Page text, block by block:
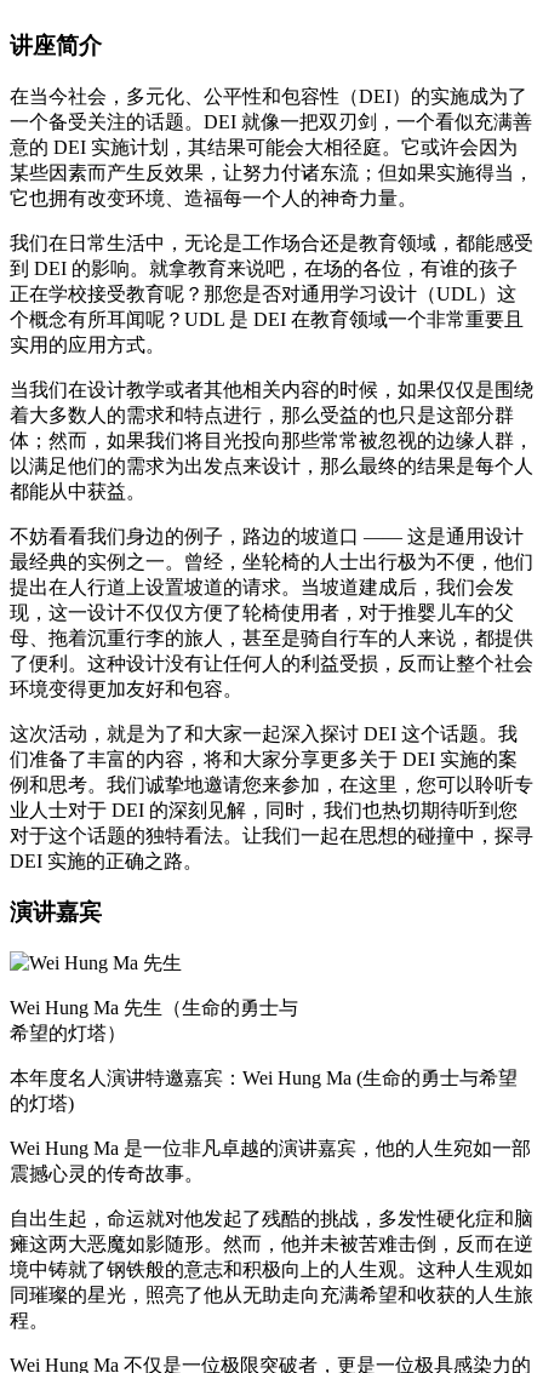
讲座简介
在当今社会，多元化、公平性和包容性（DEI）的实施成为了
一个备受关注的话题。DEI 就像一把双刃剑，一个看似充满善
意的 DEI 实施计划，其结果可能会大相径庭。它或许会因为
某些因素而产生反效果，让努力付诸东流；但如果实施得当，
它也拥有改变环境、造福每一个人的神奇力量。
我们在日常生活中，无论是工作场合还是教育领域，都能感受
到 DEI 的影响。就拿教育来说吧，在场的各位，有谁的孩子
正在学校接受教育呢？那您是否对通用学习设计（UDL）这
个概念有所耳闻呢？UDL 是 DEI 在教育领域一个非常重要且
实用的应用方式。
当我们在设计教学或者其他相关内容的时候，如果仅仅是围绕
着大多数人的需求和特点进行，那么受益的也只是这部分群
体；然而，如果我们将目光投向那些常常被忽视的边缘人群，
以满足他们的需求为出发点来设计，那么最终的结果是每个人
都能从中获益。
不妨看看我们身边的例子，路边的坡道口 —— 这是通用设计
最经典的实例之一。曾经，坐轮椅的人士出行极为不便，他们
提出在人行道上设置坡道的请求。当坡道建成后，我们会发
现，这一设计不仅仅方便了轮椅使用者，对于推婴儿车的父
母、拖着沉重行李的旅人，甚至是骑自行车的人来说，都提供
了便利。这种设计没有让任何人的利益受损，反而让整个社会
环境变得更加友好和包容。
这次活动，就是为了和大家一起深入探讨 DEI 这个话题。我
们准备了丰富的内容，将和大家分享更多关于 DEI 实施的案
例和思考。我们诚挚地邀请您来参加，在这里，您可以聆听专
业人士对于 DEI 的深刻见解，同时，我们也热切期待听到您
对于这个话题的独特看法。让我们一起在思想的碰撞中，探寻
DEI 实施的正确之路。
演讲嘉宾
Wei Hung Ma 先生（生命的勇士与
希望的灯塔）
本年度名人演讲特邀嘉宾：Wei Hung Ma (生命的勇士与希望
的灯塔)
Wei Hung Ma 是一位非凡卓越的演讲嘉宾，他的人生宛如一部
震撼心灵的传奇故事。
自出生起，命运就对他发起了残酷的挑战，多发性硬化症和脑
瘫这两大恶魔如影随形。然而，他并未被苦难击倒，反而在逆
境中铸就了钢铁般的意志和积极向上的人生观。这种人生观如
同璀璨的星光，照亮了他从无助走向充满希望和收获的人生旅
程。
Wei Hung Ma 不仅是一位极限突破者，更是一位极具感染力的